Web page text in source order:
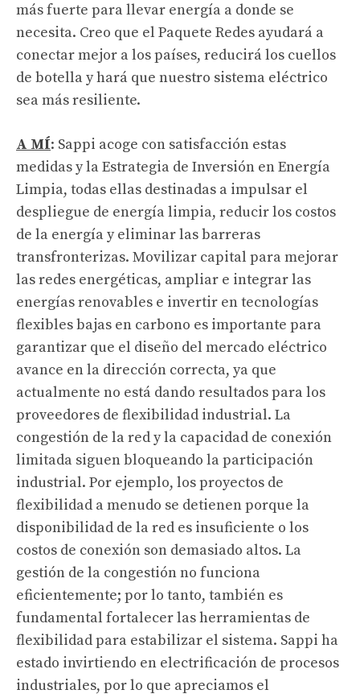
más fuerte para llevar energía a donde se
necesita. Creo que el Paquete Redes ayudará a
conectar mejor a los países, reducirá los cuellos
de botella y hará que nuestro sistema eléctrico
sea más resiliente.
A MÍ: Sappi acoge con satisfacción estas
medidas y la Estrategia de Inversión en Energía
Limpia, todas ellas destinadas a impulsar el
despliegue de energía limpia, reducir los costos
de la energía y eliminar las barreras
transfronterizas. Movilizar capital para mejorar
las redes energéticas, ampliar e integrar las
energías renovables e invertir en tecnologías
flexibles bajas en carbono es importante para
garantizar que el diseño del mercado eléctrico
avance en la dirección correcta, ya que
actualmente no está dando resultados para los
proveedores de flexibilidad industrial. La
congestión de la red y la capacidad de conexión
limitada siguen bloqueando la participación
industrial. Por ejemplo, los proyectos de
flexibilidad a menudo se detienen porque la
disponibilidad de la red es insuficiente o los
costos de conexión son demasiado altos. La
gestión de la congestión no funciona
eficientemente; por lo tanto, también es
fundamental fortalecer las herramientas de
flexibilidad para estabilizar el sistema. Sappi ha
estado invirtiendo en electrificación de procesos
industriales, por lo que apreciamos el